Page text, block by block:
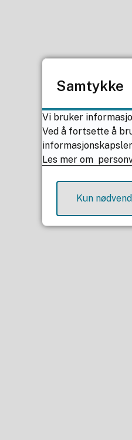
Samtykke
Vi bruker
Ved å fortsette å
Les mer om
Kun